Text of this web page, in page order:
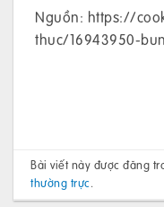
Nguồn: https://
thuc/16943950-
Bài viết này được đăng
thường trực.